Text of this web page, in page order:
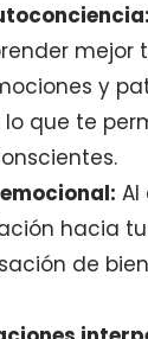
mejor
y
que te
Al
hacia
de